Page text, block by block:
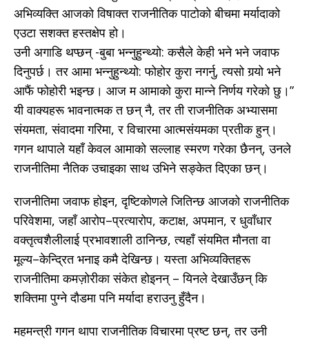
अभिव्यक्ति आजको विषाक्त राजनीतिक पाटोको बीचमा मर्यादाको
एउटा सशक्त हस्तक्षेप हो।
उनी अगाडि थप्छन् -बुबा भन्नुहुन्थ्यो: कसैले केही भने भने जवाफ
दिनुपर्छ। तर आमा भन्नुहुन्थ्यो: फोहोर कुरा नगर्नु, त्यसो गर्‍यो भने
आफैं फोहोरी भइन्छ। आज म आमाको कुरा मान्ने निर्णय गरेको छु।”
यी वाक्यहरू भावनात्मक त छन् नै, तर ती राजनीतिक अभ्यासमा
संयमता, संवादमा गरिमा, र विचारमा आत्मसंयमका प्रतीक हुन्।
गगन थापाले यहाँ केवल आमाको सल्लाह स्मरण गरेका छैनन्, उनले
राजनीतिमा नैतिक उचाइका साथ उभिने सङ्केत दिएका छन्।
राजनीतिमा जवाफ होइन, दृष्टिकोणले जितिन्छ आजको राजनीतिक
परिवेशमा, जहाँ आरोप–प्रत्यारोप, कटाक्ष, अपमान, र धुवाँधार
वक्तृत्वशैलीलाई प्रभावशाली ठानिन्छ, त्यहाँ संयमित मौनता वा
मूल्य–केन्द्रित भनाइ कमै देखिन्छ। यस्ता अभिव्यक्तिहरू
राजनीतिमा कमज़ोरीका संकेत होइनन् – यिनले देखाउँछन् कि
शक्तिमा पुग्ने दौडमा पनि मर्यादा हराउनु हुँदैन।
महमन्त्री गगन थापा राजनीतिक विचारमा प्रष्ट छन्, तर उनी